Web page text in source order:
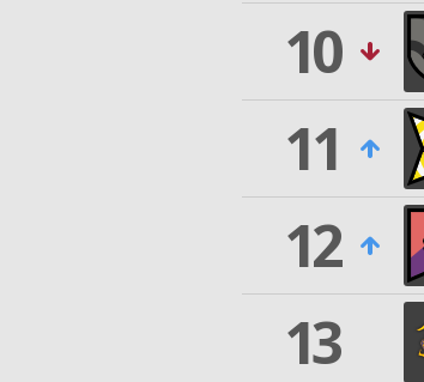
10
11
12
13